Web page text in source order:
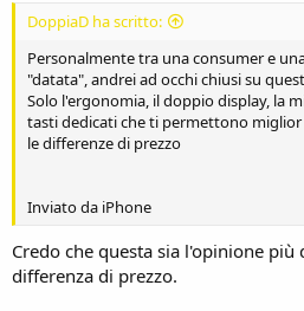
DoppiaD ha scritto:
Personalmente tra una consumer e
"datata", andrei ad occhi chiusi su
Solo l'ergonomia, il doppio display, la
tasti dedicati che ti permettono
le differenze di prezzo
Inviato da iPhone
Credo che questa sia l'opinione più
differenza di prezzo.